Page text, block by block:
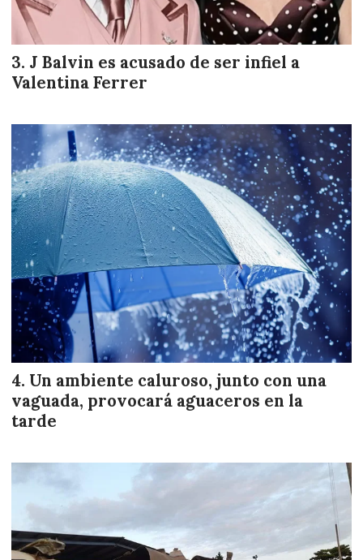
J Balvin es acusado de ser infiel a
Valentina Ferrer
Un ambiente caluroso, junto con una
vaguada, provocará aguaceros en la
tarde